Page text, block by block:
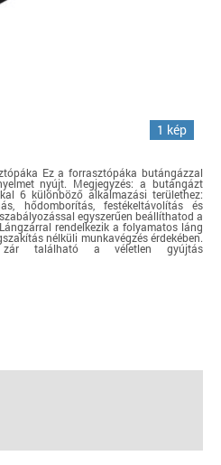
1 kép
Ez a forrasztópáka butángázzal
nyújt. Megjegyzés: a butángázt
6 különböző alkalmazási területhez:
hődomborítás, festékeltávolítás és
egyszerűen beállíthatod a
rendelkezik a folyamatos láng
nélküli munkavégzés érdekében.
található a véletlen gyújtás